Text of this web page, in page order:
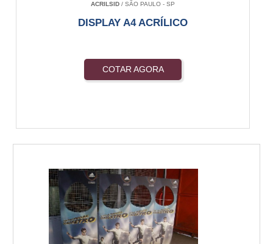
ACRILSID / SÃO PAULO - SP
DISPLAY A4 ACRÍLICO
COTAR AGORA